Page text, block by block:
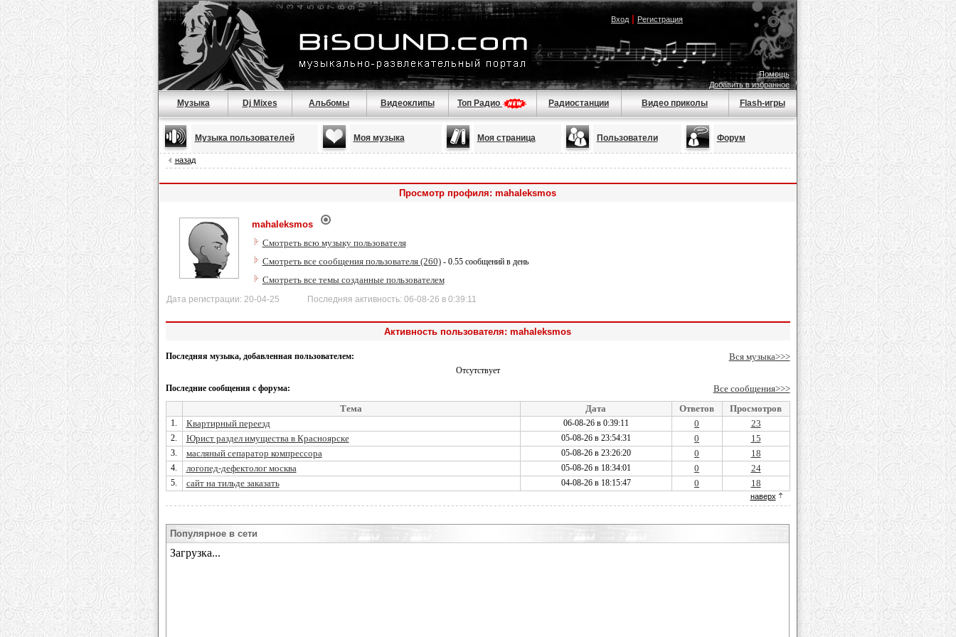
Вход| Регистрация
Помощь
Добавить в избранное
Музыка Dj Mixes Альбомы Видеоклипы Топ Радио Радиостанции Видео приколы Flash-игры
Музыка пользователей Моя музыка Моя страница Пользователи Форум
назад
Просмотр профиля: mahaleksmos
mahaleksmos
Смотреть всю музыку пользователя
Смотреть все сообщения пользователя (260)- 0.55 сообщений в день
Смотреть все темы созданные пользователем
Дата регистрации: 20-04-25 Последняя активность: 06-08-26 в 0:39:11
Активность пользователя: mahaleksmos
Последняя музыка, добавленная пользователем: Вся музыка>>>
Отсутствует
Последние сообщения с форума:
Все сообщения>>>
Тема
Дата Ответов Просмотров
1. Квартирный переезд 06-08-26 в 0:39:11 0 23
2. Юрист раздел имущества в Красноярске 05-08-26 в 23:54:31 0 15
3. масляный сепаратор компрессора 05-08-26 в 23:26:20 0 18
4. логопед-дефектолог москва 05-08-26 в 18:34:01 0 24
5. сайт на тильде заказать 04-08-26 в 18:15:47 0 18
наверх
Популярное в сети